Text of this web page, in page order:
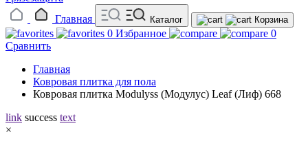
Главная
Каталог Корзина
0 Избранное
0
Сравнить
Главная
Ковровая плитка для пола
Ковровая плитка Modulyss (Модулус) Leaf (Лиф) 668
link success text
×